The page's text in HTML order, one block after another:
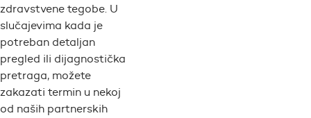
zdravstvene tegobe. U
slučajevima kada je
potreban detaljan
pregled ili dijagnostička
pretraga, možete
zakazati termin u nekoj
od naših partnerskih